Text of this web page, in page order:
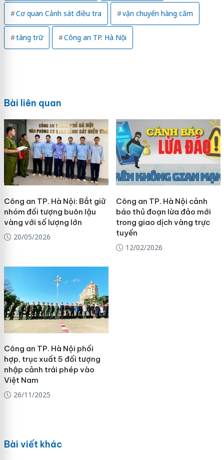
Cơ quan Cảnh sát điều tra vận chuyển hàng cấm
tàng trữ Công an TP. Hà Nội
Bài liên quan
Công an TP. Hà Nội: Bắt giữ
nhóm đối tượng buôn lậu
vàng với số lượng lớn
20/05/2026
Công an TP. Hà Nội cảnh
báo thủ đoạn lừa đảo mới
trong giao dịch vàng trực
tuyến
12/02/2026
Công an TP. Hà Nội phối
hợp, trục xuất 5 đối tượng
nhập cảnh trái phép vào
Việt Nam
26/11/2025
Bài viết khác